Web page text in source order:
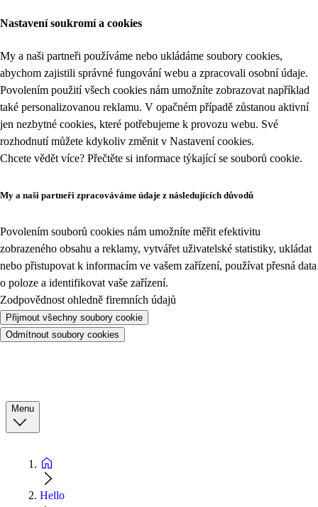
Nastavení soukromí a cookies
My a naši partneři používáme nebo ukládáme soubory cookies,
abychom zajistili správné fungování webu a zpracovali osobní údaje.
Povolením použití všech cookies nám umožníte zobrazovat například
také personalizovanou reklamu. V opačném případě zůstanou aktivní
jen nezbytné cookies, které potřebujeme k provozu webu. Své
rozhodnutí můžete kdykoliv změnit v Nastavení cookies.
Chcete vědět více? Přečtěte si informace týkající se souborů cookie.
My a naši partneři zpracováváme údaje z následujících důvodů
Povolením souborů cookies nám umožníte měřit efektivitu
zobrazeného obsahu a reklamy, vytvářet uživatelské statistiky, ukládat
nebo přistupovat k informacím ve vašem zařízení, používat přesná data
o poloze a identifikovat vaše zařízení.
Zodpovědnost ohledně firemních údajů
Přijmout všechny soubory cookie
Odmítnout soubory cookies
Menu
Hello